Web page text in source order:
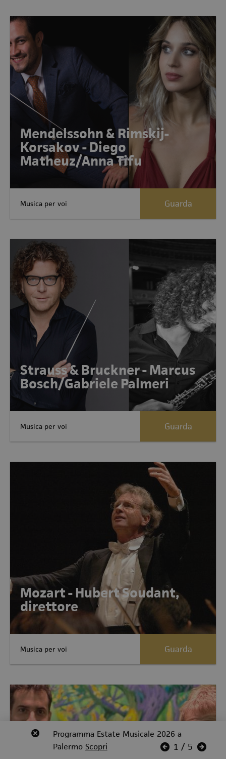
Revoca bando audizioni 2026Scopri
Programma Estate Musicale 2026 a
Palermo Scopri
Scopri
Scopri
Scopri
Scopri
Scopri
1 / 5
Allegati:1 Allegati:1
Mendelssohn & Rimskij-
Korsakov - Diego
Matheuz/Anna Tifu
Musica per voi Guarda
Allegati:1 Allegati:1
Strauss & Bruckner - Marcus
Bosch/Gabriele Palmeri
Musica per voi Guarda
Mozart - Hubert Soudant,
direttore
Musica per voi Guarda
Allegati:1 Allegati:1 Allegati:1